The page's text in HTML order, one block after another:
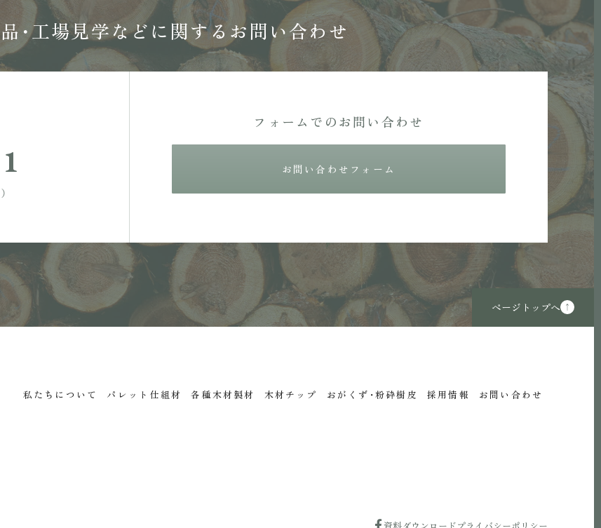
・工場見学などに 関するお問い合わせ
フォームでのお問い合わせ
お問い合わせフォーム
ページトップへ
私たちについて パレット仕組材 各種木材製材 木材チップ おがくず・粉砕樹皮 採用情報 お問い合わせ